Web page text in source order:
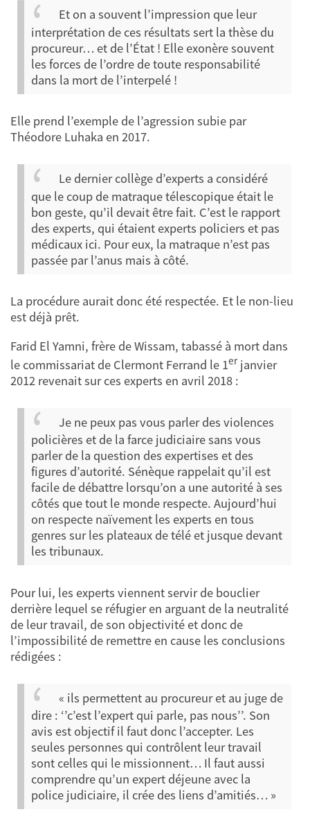
Et on a souvent l’impression que leur
interprétation de ces résultats sert la thèse du
procureur… et de l’État ! Elle exonère souvent
les forces de l’ordre de toute responsabilité
dans la mort de l’interpelé !
Elle prend l’exemple de l’agression subie par
Théodore Luhaka en 2017.
Le dernier collège d’experts a considéré
que le coup de matraque télescopique était le
bon geste, qu’il devait être fait. C’est le rapport
des experts, qui étaient experts policiers et pas
médicaux ici. Pour eux, la matraque n’est pas
passée par l’anus mais à côté.
La procédure aurait donc été respectée. Et le non-lieu
est déjà prêt.
Farid El Yamni, frère de Wissam, tabassé à mort dans
le commissariat de Clermont Ferrand le 1erjanvier
2012 revenait sur ces experts en avril 2018 :
Je ne peux pas vous parler des violences
policières et de la farce judiciaire sans vous
parler de la question des expertises et des
figures d’autorité. Sénèque rappelait qu’il est
facile de débattre lorsqu’on a une autorité à ses
côtés que tout le monde respecte. Aujourd’hui
on respecte naïvement les experts en tous
genres sur les plateaux de télé et jusque devant
les tribunaux.
Pour lui, les experts viennent servir de bouclier
derrière lequel se réfugier en arguant de la neutralité
de leur travail, de son objectivité et donc de
l’impossibilité de remettre en cause les conclusions
rédigées :
« ils permettent au procureur et au juge de
dire : ‘’c’est l’expert qui parle, pas nous’’. Son
avis est objectif il faut donc l’accepter. Les
seules personnes qui contrôlent leur travail
sont celles qui le missionnent… Il faut aussi
comprendre qu’un expert déjeune avec la
police judiciaire, il crée des liens d’amitiés… »